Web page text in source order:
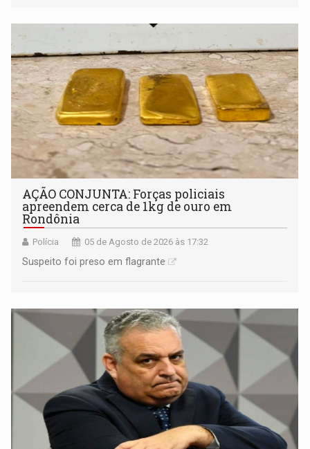
AÇÃO CONJUNTA: Forças policiais
apreendem cerca de 1kg de ouro em
Rondônia
Polícia 05 de Agosto de 2026 às 17:32
Suspeito foi preso em flagrante